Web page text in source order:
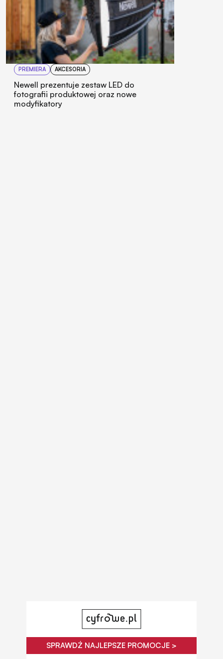
PREMIERA AKCESORIA
Newell prezentuje zestaw LED do
fotografii produktowej oraz nowe
modyfikatory
SPRAWDŹ NAJLEPSZE PROMOCJE >